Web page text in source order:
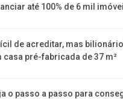
até 100% de 6 mil
de acreditar, mas
casa pré-fabricada de 37 m²
o passo a passo para